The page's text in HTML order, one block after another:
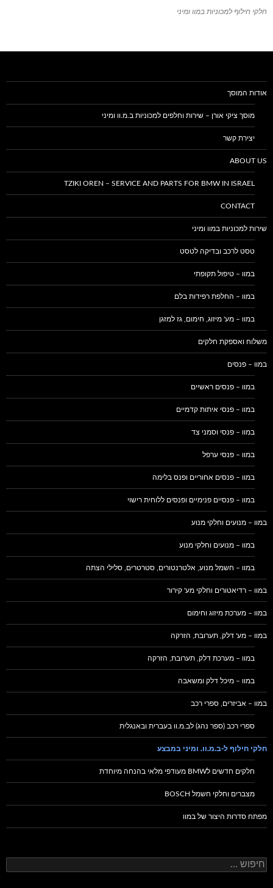
חלקי חילוף למכוניות במוו ומיני
אודות המוסך
מוסך ציקי אורן – שירות וחלפים למכוניות ב.מ.וו ומיני
יצירת קשר
ABOUT US
TZIKI OREN – SERVICE AND PARTS FOR BMW IN ISRAEL
CONTACT
שירות למכוניות במוו ומיני
טסט לרכב ובדיקה לטסט
במוו – טיפול תקופתי
במוו – החלפת רפידות בלם
במוו – מע' מיזוג, חימום, גז למזגן
משלוח ואספקת חלקים
במוו – פנסים
במוו – פנסים ראשיים
במוו – פנסי איתות קדמיים
במוו – פנסי וסמני צד
במוו – פנסי ערפל
במוו – פנסים אחוריים ופנס בלימה
במוו – פנסיים פנימיים ופנסים ללוחית רישוי
במוו – מנועים וחלקי מנוע
במוו – מנועים וחלקי מנוע
במוו – חשמל מנוע, אלטרנטורים, סטרטרים, סלילי הצתה
במוו – רדיאטורים וחלקי מע' קירור
במוו – מערכת מיזוג וחימום
במוו – מע' דלק, תערובת, הזרקה
במוו – מערכת דלק, תערובת, הזרקה
במוו – מיכל דלק ומשאבה
במוו – אביזרים, ספרי רכב
ספרי רכב (ספר נהג) לב.מ.וו בעברית ובאנגלית
חלקי חילוף ל-ב.מ.וו. ומיני במבצע
חלקים חדשים לBMW מעודפי מלאי בהנחה מיוחדת
מצברים וחלקי חשמל BOSCH
מפתח סדרות היצור של במוו
חיפוש: